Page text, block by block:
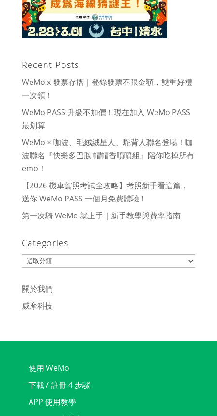
Recent Posts
WeMo x 發票存摺｜登錄發票不限金額，雙重好禮
一次領！
WeMo PASS 升級不加價！現在加入 WeMo PASS
最划算
WeMo × 咖波、毛絨絨星人、駝背人聯名登場！咖
波聯名『快樂多巴胺 帽帽香噴噴組』陪你吃掉所有
emo！
【2026 機車駕照考試全攻略】考照新手看這篇，
送你 WeMo PASS 一個月免費體驗！
第一次騎 WeMo 就上手｜新手教學與費率指南
Categories
Categories
關於我們
威摩科技
使用 WeMo
下載 / 註冊 4 步驟
APP 使用教學